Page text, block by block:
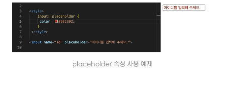
placeholder 속성 사용 예제